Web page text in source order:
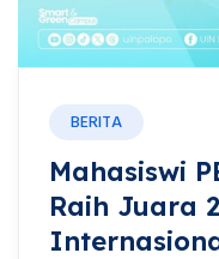
BERITA
Mahasiswi
Raih Juara